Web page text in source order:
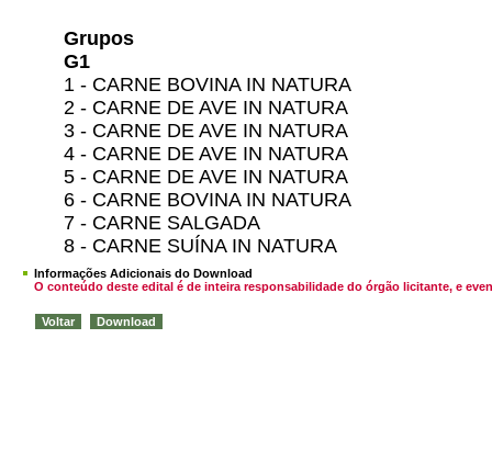
Grupos
G1
1 - CARNE BOVINA IN NATURA
2 - CARNE DE AVE IN NATURA
3 - CARNE DE AVE IN NATURA
4 - CARNE DE AVE IN NATURA
5 - CARNE DE AVE IN NATURA
6 - CARNE BOVINA IN NATURA
7 - CARNE SALGADA
8 - CARNE SUÍNA IN NATURA
Informações Adicionais do Download
O conteúdo deste edital é de inteira responsabilidade do órgão licitante, e